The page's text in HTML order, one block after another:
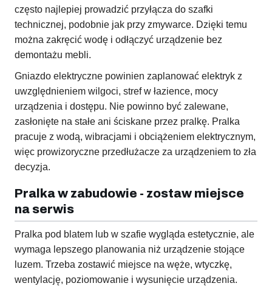
często najlepiej prowadzić przyłącza do szafki
technicznej, podobnie jak przy zmywarce. Dzięki temu
można zakręcić wodę i odłączyć urządzenie bez
demontażu mebli.
Gniazdo elektryczne powinien zaplanować elektryk z
uwzględnieniem wilgoci, stref w łazience, mocy
urządzenia i dostępu. Nie powinno być zalewane,
zasłonięte na stałe ani ściskane przez pralkę. Pralka
pracuje z wodą, wibracjami i obciążeniem elektrycznym,
więc prowizoryczne przedłużacze za urządzeniem to zła
decyzja.
Pralka w zabudowie - zostaw miejsce
na serwis
Pralka pod blatem lub w szafie wygląda estetycznie, ale
wymaga lepszego planowania niż urządzenie stojące
luzem. Trzeba zostawić miejsce na węże, wtyczkę,
wentylację, poziomowanie i wysunięcie urządzenia.